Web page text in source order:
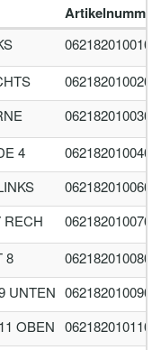
Artikelnummer
0621820100100
0621820100200
0621820100300
4
0621820100400
0621820100600
RECH
0621820100700
8
0621820100800
UNTEN 0621820100900
OBEN 0621820101100